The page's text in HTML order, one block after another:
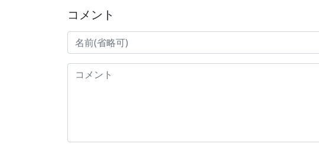
コメント